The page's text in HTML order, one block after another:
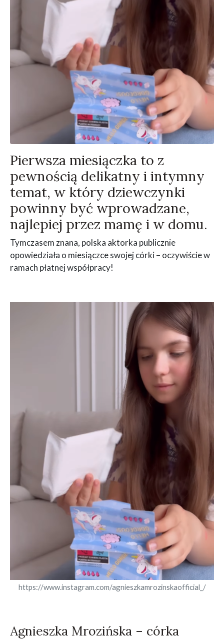
Pierwsza miesiączka to z
pewnością delikatny i intymny
temat, w który dziewczynki
powinny być wprowadzane,
najlepiej przez mamę i w domu.
Tymczasem znana, polska aktorka publicznie
opowiedziała o miesiączce swojej córki – oczywiście w
ramach płatnej współpracy!
https://www.instagram.com/agnieszkamrozinskaofficial_/
Agnieszka Mrozińska – córka